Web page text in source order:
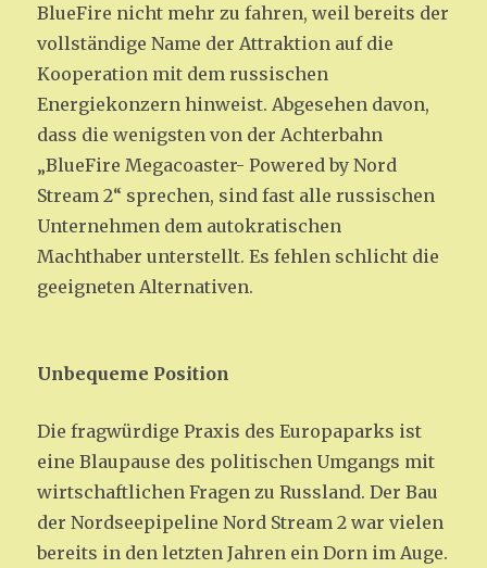
BlueFire nicht mehr zu fahren, weil bereits der
vollständige Name der Attraktion auf die
Kooperation mit dem russischen
Energiekonzern hinweist. Abgesehen davon,
dass die wenigsten von der Achterbahn
„BlueFire Megacoaster- Powered by Nord
Stream 2“ sprechen, sind fast alle russischen
Unternehmen dem autokratischen
Machthaber unterstellt. Es fehlen schlicht die
geeigneten Alternativen.
Unbequeme Position
Die fragwürdige Praxis des Europaparks ist
eine Blaupause des politischen Umgangs mit
wirtschaftlichen Fragen zu Russland. Der Bau
der Nordseepipeline Nord Stream 2 war vielen
bereits in den letzten Jahren ein Dorn im Auge.